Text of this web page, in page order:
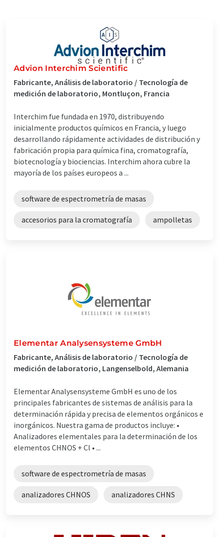
Advion Interchim Scientific
Fabricante, Análisis de laboratorio / Tecnología de
medición de laboratorio, Montluçon, Francia
Interchim fue fundada en 1970, distribuyendo
inicialmente productos químicos en Francia, y luego
desarrollando rápidamente actividades de distribución y
fabricación propia para química fina, cromatografía,
biotecnología y biociencias. Interchim ahora cubre la
mayoría de los países europeos a ...
software de espectrometría de masas
accesorios para la cromatografía ampolletas
Elementar Analysensysteme GmbH
Fabricante, Análisis de laboratorio / Tecnología de
medición de laboratorio, Langenselbold, Alemania
Elementar Analysensysteme GmbH es uno de los
principales fabricantes de sistemas de análisis para la
determinación rápida y precisa de elementos orgánicos e
inorgánicos. Nuestra gama de productos incluye: •
Analizadores elementales para la determinación de los
elementos CHNOS + Cl • ...
software de espectrometría de masas
analizadores CHNOS analizadores CHNS